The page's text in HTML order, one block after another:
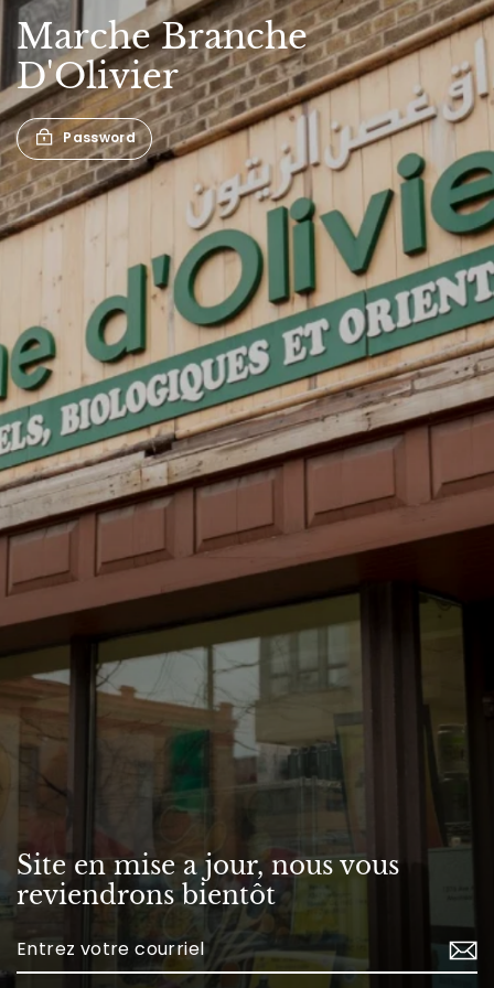
MarcheBranche
D'Olivier
Password
Site en mise a jour, nous vous
reviendrons bientôt
Enter